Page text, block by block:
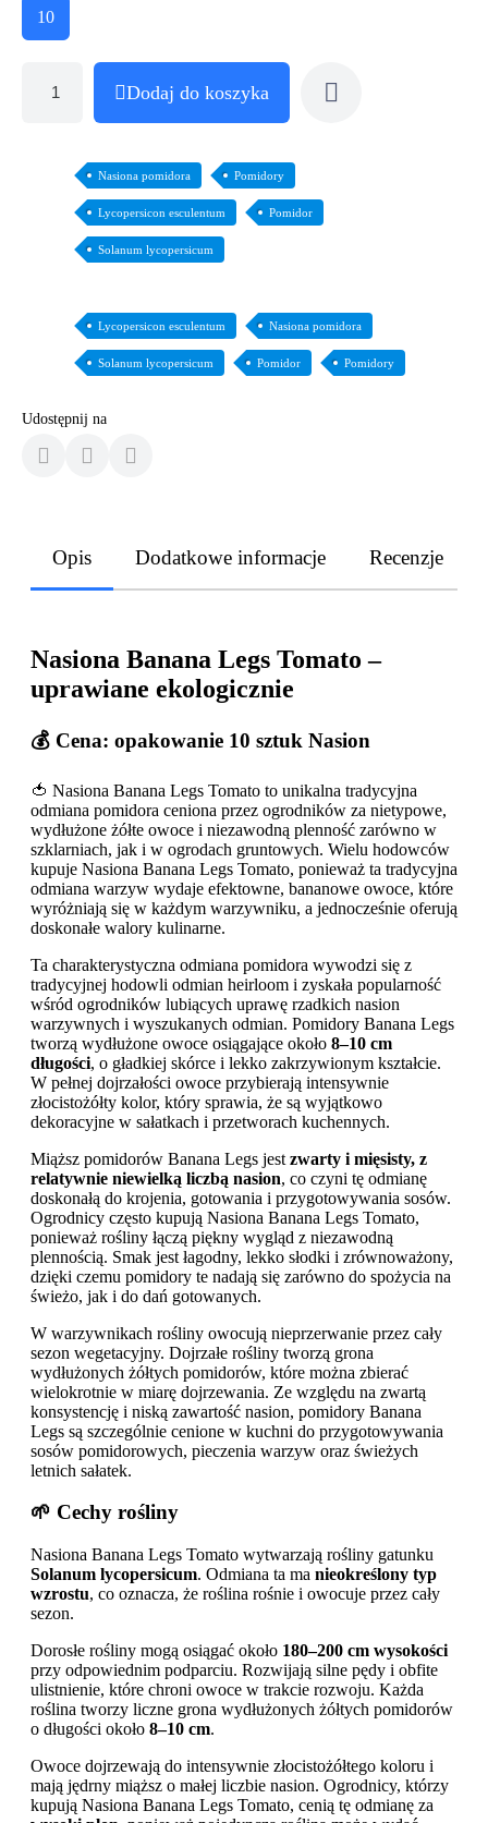
10
Dodaj do koszyka
Nasiona pomidora Pomidory
Lycopersicon esculentum Pomidor
Solanum lycopersicum
Lycopersicon esculentum Nasiona pomidora
Solanum lycopersicum Pomidor Pomidory
Udostępnij na
Opis Dodatkowe informacje Recenzje
Nasiona Banana Legs Tomato –
uprawiane ekologicznie
💰 Cena: opakowanie 10 sztuk Nasion
🍅 Nasiona Banana Legs Tomato to unikalna tradycyjna
odmiana pomidora ceniona przez ogrodników za nietypowe,
wydłużone żółte owoce i niezawodną plenność zarówno w
szklarniach, jak i w ogrodach gruntowych. Wielu hodowców
kupuje Nasiona Banana Legs Tomato, ponieważ ta tradycyjna
odmiana warzyw wydaje efektowne, bananowe owoce, które
wyróżniają się w każdym warzywniku, a jednocześnie oferują
doskonałe walory kulinarne.
Ta charakterystyczna odmiana pomidora wywodzi się z
tradycyjnej hodowli odmian heirloom i zyskała popularność
wśród ogrodników lubiących uprawę rzadkich nasion
warzywnych i wyszukanych odmian. Pomidory Banana Legs
tworzą wydłużone owoce osiągające około 8–10 cm
długości, o gładkiej skórce i lekko zakrzywionym kształcie.
W pełnej dojrzałości owoce przybierają intensywnie
złocistożółty kolor, który sprawia, że są wyjątkowo
dekoracyjne w sałatkach i przetworach kuchennych.
Miąższ pomidorów Banana Legs jest zwarty i mięsisty, z
relatywnie niewielką liczbą nasion, co czyni tę odmianę
doskonałą do krojenia, gotowania i przygotowywania sosów.
Ogrodnicy często kupują Nasiona Banana Legs Tomato,
ponieważ rośliny łączą piękny wygląd z niezawodną
plennością. Smak jest łagodny, lekko słodki i zrównoważony,
dzięki czemu pomidory te nadają się zarówno do spożycia na
świeżo, jak i do dań gotowanych.
W warzywnikach rośliny owocują nieprzerwanie przez cały
sezon wegetacyjny. Dojrzałe rośliny tworzą grona
wydłużonych żółtych pomidorów, które można zbierać
wielokrotnie w miarę dojrzewania. Ze względu na zwartą
konsystencję i niską zawartość nasion, pomidory Banana
Legs są szczególnie cenione w kuchni do przygotowywania
sosów pomidorowych, pieczenia warzyw oraz świeżych
letnich sałatek.
🌱 Cechy rośliny
Nasiona Banana Legs Tomato wytwarzają rośliny gatunku
Solanum lycopersicum. Odmiana ta ma nieokreślony typ
wzrostu, co oznacza, że roślina rośnie i owocuje przez cały
sezon.
Dorosłe rośliny mogą osiągać około 180–200 cm wysokości
przy odpowiednim podparciu. Rozwijają silne pędy i obfite
ulistnienie, które chroni owoce w trakcie rozwoju. Każda
roślina tworzy liczne grona wydłużonych żółtych pomidorów
o długości około 8–10 cm.
Owoce dojrzewają do intensywnie złocistożółtego koloru i
mają jędrny miąższ o małej liczbie nasion. Ogrodnicy, którzy
kupują Nasiona Banana Legs Tomato, cenią tę odmianę za